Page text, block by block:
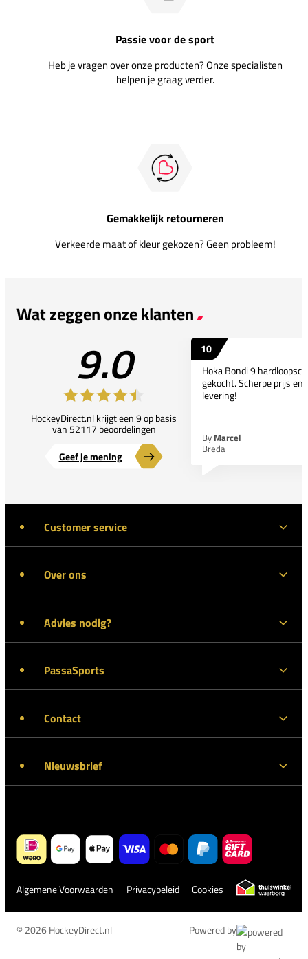
Passie voor de sport
Heb je vragen over onze producten? Onze specialisten
helpen je graag verder.
Gemakkelijk retourneren
Verkeerde maat of kleur gekozen? Geen probleem!
Wat zeggen onze klanten
9.0
HockeyDirect.nl krijgt een 9 op basis
van 52117 beoordelingen
Geef je mening
10
Hoka Bondi 9
gekocht. Scherpe prijs en
levering!
By Marcel
Breda
Customer service
Over ons
Advies nodig?
PassaSports
Contact
Nieuwsbrief
Algemene Voorwaarden Privacybeleid Cookies
© 2026 HockeyDirect.nl Powered by